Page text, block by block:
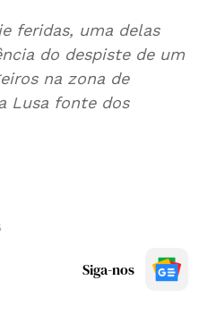
feridas, uma delas
do despiste de um
na zona de
Lusa fonte dos
Siga-nos